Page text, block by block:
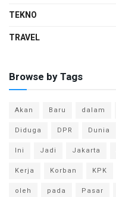
TEKNO
TRAVEL
Browse by Tags
Akan Baru dalam
Diduga
DPR Dunia
Ini
Jadi Jakarta
Kerja
Korban KPK
oleh
pada Pasar